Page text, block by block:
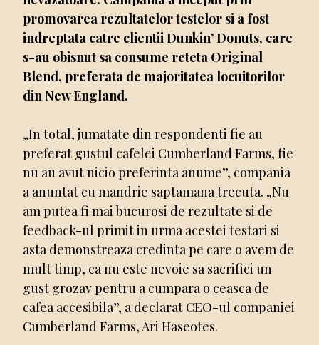
promovarea rezultatelor testelor si a fost
indreptata catre clientii Dunkin’ Donuts, care
s-au obisnut sa consume reteta Original
Blend, preferata de majoritatea locuitorilor
din New England.
„In total, jumatate din respondenti fie au
preferat gustul cafelei Cumberland Farms, fie
nu au avut nicio preferinta anume”, compania
a anuntat cu mandrie saptamana trecuta. „Nu
am putea fi mai bucurosi de rezultate si de
feedback-ul primit in urma acestei testari si
asta demonstreaza credinta pe care o avem de
mult timp, ca nu este nevoie sa sacrifici un
gust grozav pentru a cumpara o ceasca de
cafea accesibila”, a declarat CEO-ul companiei
Cumberland Farms, Ari Haseotes.